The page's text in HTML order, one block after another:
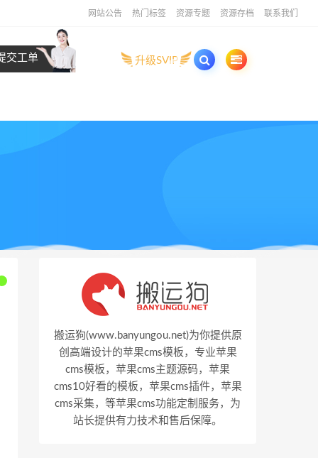
网站公告 热门标签 资源专题 资源存档 联系我们
交工单 升级SVIP
搬运狗(www.banyungou.net)为你提供原
创高端设计的苹果cms模板，专业苹果
cms模板，苹果cms主题源码，苹果
cms10好看的模板，苹果cms插件，苹果
cms采集，等苹果cms功能定制服务，为
站长提供有力技术和售后保障。